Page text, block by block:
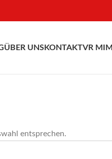
ÜBER UNSKONTAKTVR MIMI
entsprechen.